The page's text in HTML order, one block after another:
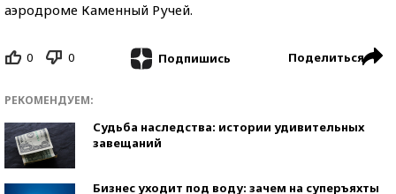
аэродроме Каменный Ручей.
0 0 Подпишись Поделиться
РЕКОМЕНДУЕМ:
Судьба наследства: истории удивительных
завещаний
Бизнес уходит под воду: зачем на суперъяхты